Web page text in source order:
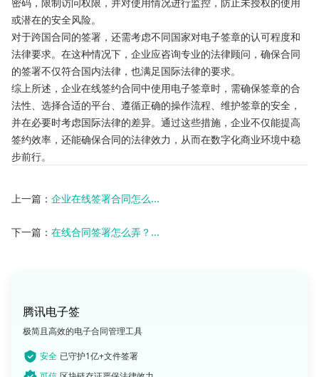
或潜在的安全风险。
对于跨国合同的签署，还需考虑不同国家对电子签章的认可程度和
法律要求。在这种情况下，企业应咨询专业的法律顾问，确保合同
的签署不仅符合国内法律，也满足国际法律的要求。
综上所述，企业在线签约合同中使用电子签章时，需确保签章的合
法性、选择合适的平台、遵循正确的操作流程、维护签章的安全，
并在必要时考虑国际法律的差异。通过这些措施，企业不仅能提高
签约效率，还能确保合同的法律效力，从而在数字化商业环境中稳
步前行。
上一篇： 企业在线签署合同怎么...
下一篇： 在线合同签署怎么弄？...
腾讯电子签
极简且高效的电子合同管理工具
安全 已守护1亿+文件签署